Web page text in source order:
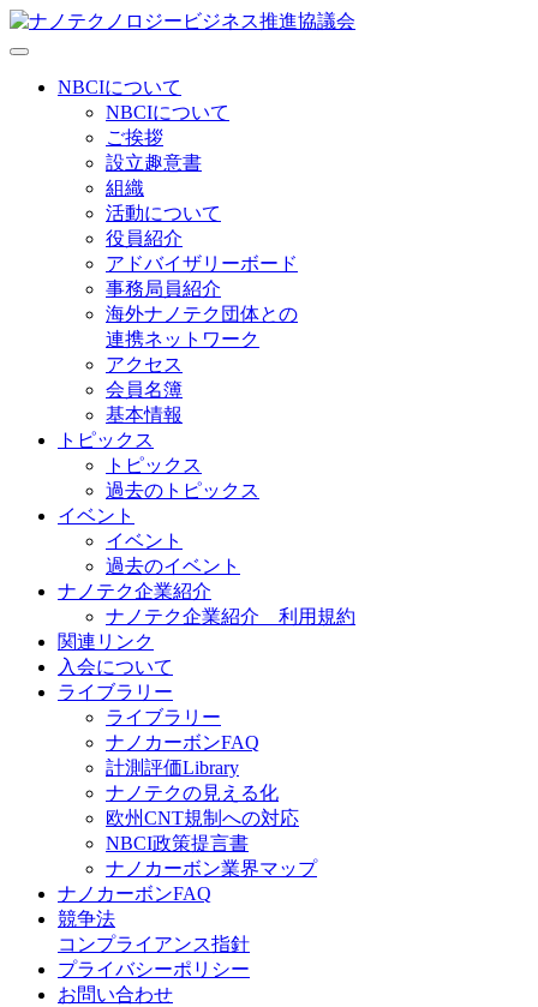
NBCIについて
NBCIについて
ご挨拶
設立趣意書
組織
活動について
役員紹介
アドバイザリーボード
事務局員紹介
海外ナノテク団体との
連携ネットワーク
アクセス
会員名簿
基本情報
トピックス
トピックス
過去のトピックス
イベント
イベント
過去のイベント
ナノテク企業紹介
ナノテク企業紹介 利用規約
関連リンク
入会について
ライブラリー
ライブラリー
ナノカーボンFAQ
計測評価Library
ナノテクの見える化
欧州CNT規制への対応
NBCI政策提言書
ナノカーボン業界マップ
ナノカーボンFAQ
競争法
コンプライアンス指針
プライバシーポリシー
お問い合わせ